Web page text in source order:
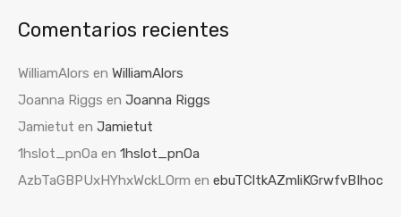
Comentarios recientes
WilliamAlors en WilliamAlors
Joanna Riggs en Joanna Riggs
Jamietut en Jamietut
1hslot_pnOa en 1hslot_pnOa
AzbTaGBPUxHYhxWckLOrm en ebuTCltkAZmliKGrwfvBIhoc